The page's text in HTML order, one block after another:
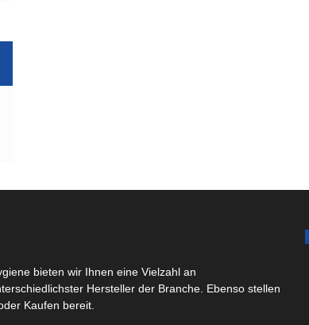
bieten wir Ihnen eine Vielzahl an
Hersteller der Branche. Ebenso stellen
Kaufen bereit.